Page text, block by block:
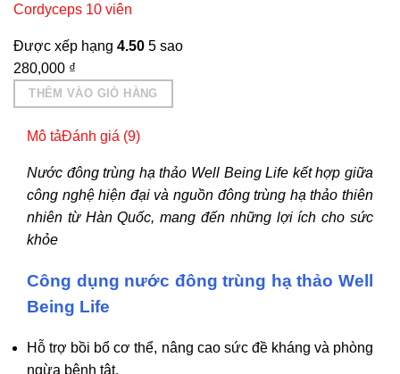
Cordyceps 10 viên
Được xếp hạng 4.505 sao
280,000 ₫
THÊM VÀO GIỎ HÀNG
Mô tảĐánh giá (9)
Nước đông trùng hạ thảo Well Being Life kết hợp giữa
công nghệ hiện đại và nguồn đông trùng hạ thảo thiên
nhiên từ Hàn Quốc, mang đến những lợi ích cho sức
khỏe
Công dụng nước đông trùng hạ thảo Well
Being Life
Hỗ trợ bồi bổ cơ thể, nâng cao sức đề kháng và phòng
ngừa bệnh tật.